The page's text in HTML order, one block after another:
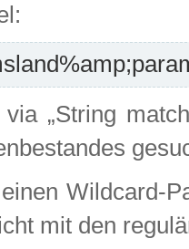
„String
Wildcard-
mit den